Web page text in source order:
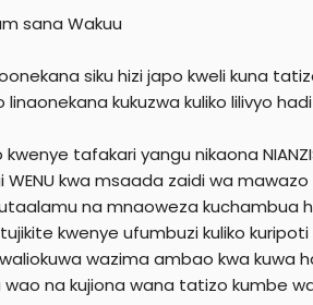
e
sana Wakuu
siku hizi japo kweli kuna
linaonekana kukuzwa kuliko lilivyo
kwenye tafakari yangu nikaona
WENU kwa msaada zaidi wa
na mnaoweza kuchambua
kwenye ufumbuzi kuliko
wazima ambao kwa kuwa
wao na kujiona wana tatizo kumbe